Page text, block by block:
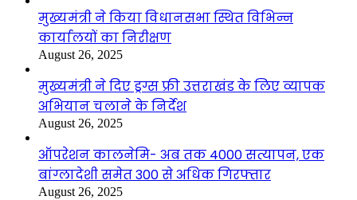
मुख्यमंत्री ने किया विधानसभा स्थित विभिन्न
कार्यालयों का निरीक्षण
August 26, 2025
मुख्यमंत्री ने दिए ड्रग्स फ्री उत्तराखंड के लिए व्यापक
अभियान चलाने के निर्देश
August 26, 2025
ऑपरेशन कालनेमि- अब तक 4000 सत्यापन, एक
बांग्लादेशी समेत 300 से अधिक गिरफ्तार
August 26, 2025